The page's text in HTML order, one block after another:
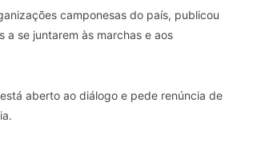
camponesas do país, publicou
se juntarem às marchas e aos
aberto ao diálogo e pede renúncia de